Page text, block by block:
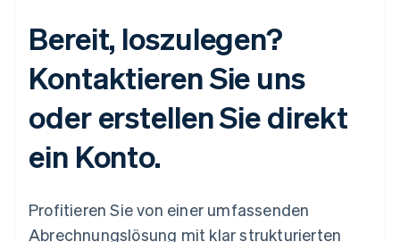
Bereit, loszulegen?
Kontaktieren Sie uns
oder erstellen Sie direkt
ein Konto.
Profitieren Sie von einer umfassenden
Abrechnungslösung mit klar strukturierten